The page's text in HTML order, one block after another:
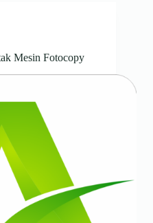
Mesin Fotocopy